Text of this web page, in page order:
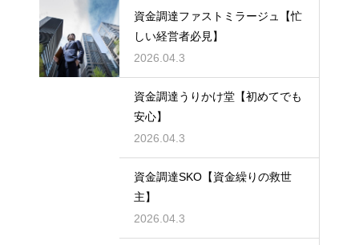
資金調達ファストミラージュ【忙
しい経営者必見】
2026.04.3
資金調達うりかけ堂【初めてでも
安心】
2026.04.3
資金調達SKO【資金繰りの救世
主】
2026.04.3